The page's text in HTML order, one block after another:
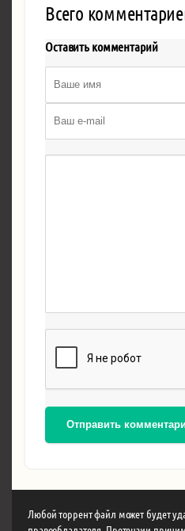
Всего
Оставить комментарий
Отправить
Любой торрент файл может будет